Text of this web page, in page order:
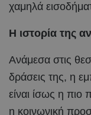
χαμηλά
Η ιστορία της
Ανάμεσα στις
δράσεις της, η
είναι ίσως η πιο
η κοινωνική